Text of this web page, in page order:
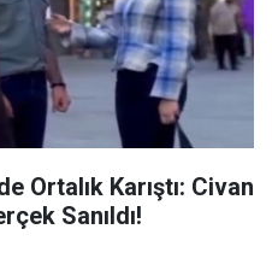
Ortalık Karıştı: Civan
Sanıldı!